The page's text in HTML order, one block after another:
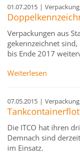
01.07.2015 |
Verpackungen aus
gekennzeichnet
bis Ende 2017
Weiterlesen
07.05.2015 |
Die ITCO hat ihren
Demnach sind
im Einsatz.